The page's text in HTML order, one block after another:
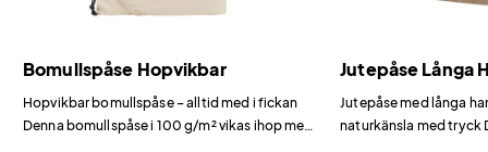
Bomullspåse Hopvikbar
Hopvikbar bomullspåse – alltid med i fickan
Denna bomullspåse i 100 g/m² vikas ihop med
Jutepåse Långa
Jutepåse med långa
naturkänsla med tryck